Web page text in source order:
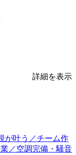
詳細を表示